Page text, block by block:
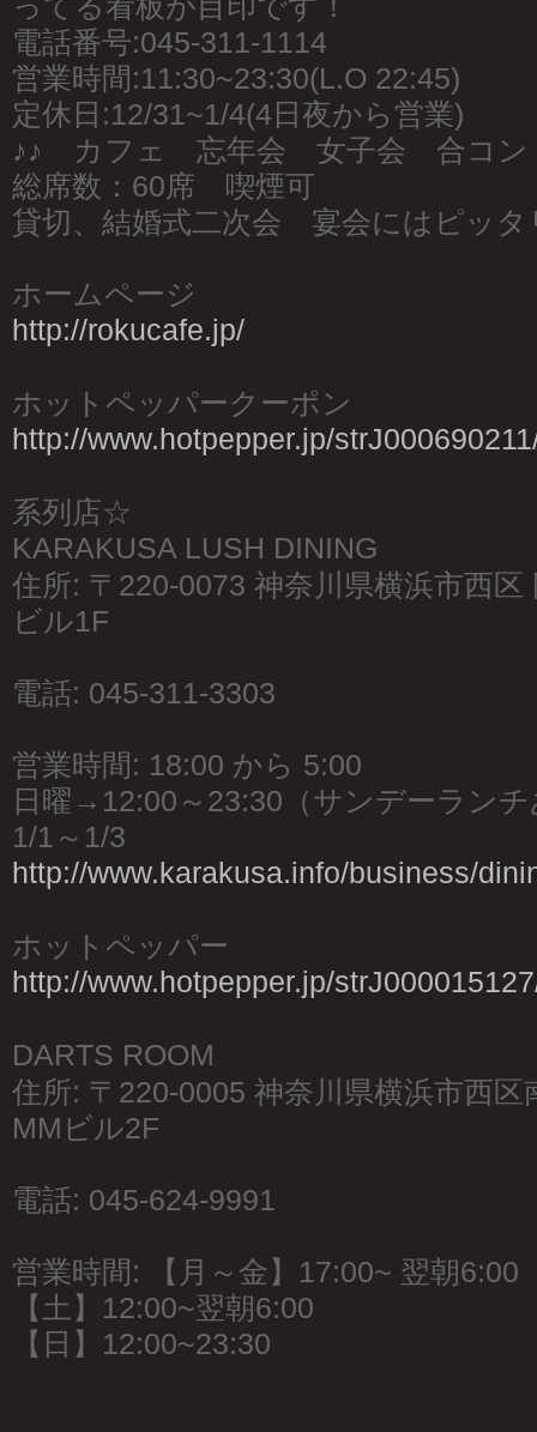
電話番号:045-311-1114
営業時間:11:30~23:30(L.O 22:45)
定休日:12/31~1/4(4日夜から営業)
♪♪ カフェ 忘年会 女子会 合コ
総席数：60席 喫煙可
貸切、結婚式二次会 宴会にはピッタ
ホームページ
http://rokucafe.jp/
ホットペッパークーポン
http://www.hotpepper.jp/
系列店☆
KARAKUSA LUSH DINING
住所: 〒220-0073 神奈川県横浜市西区
ビル1F
電話: 045-311-3303
営業時間: 18:00 から 5:00
日曜→12:00～23:30（サンデーラン
1/1～1/3
http://www.karakusa.info/business/
ホットペッパー
http://www.hotpepper.jp/
DARTS ROOM
住所: 〒220-0005 神奈川県横浜市西区
MMビル2F
電話: 045-624-9991
営業時間: 【月～金】17:00~ 翌朝6:00
【土】12:00~翌朝6:00
【日】12:00~23:30